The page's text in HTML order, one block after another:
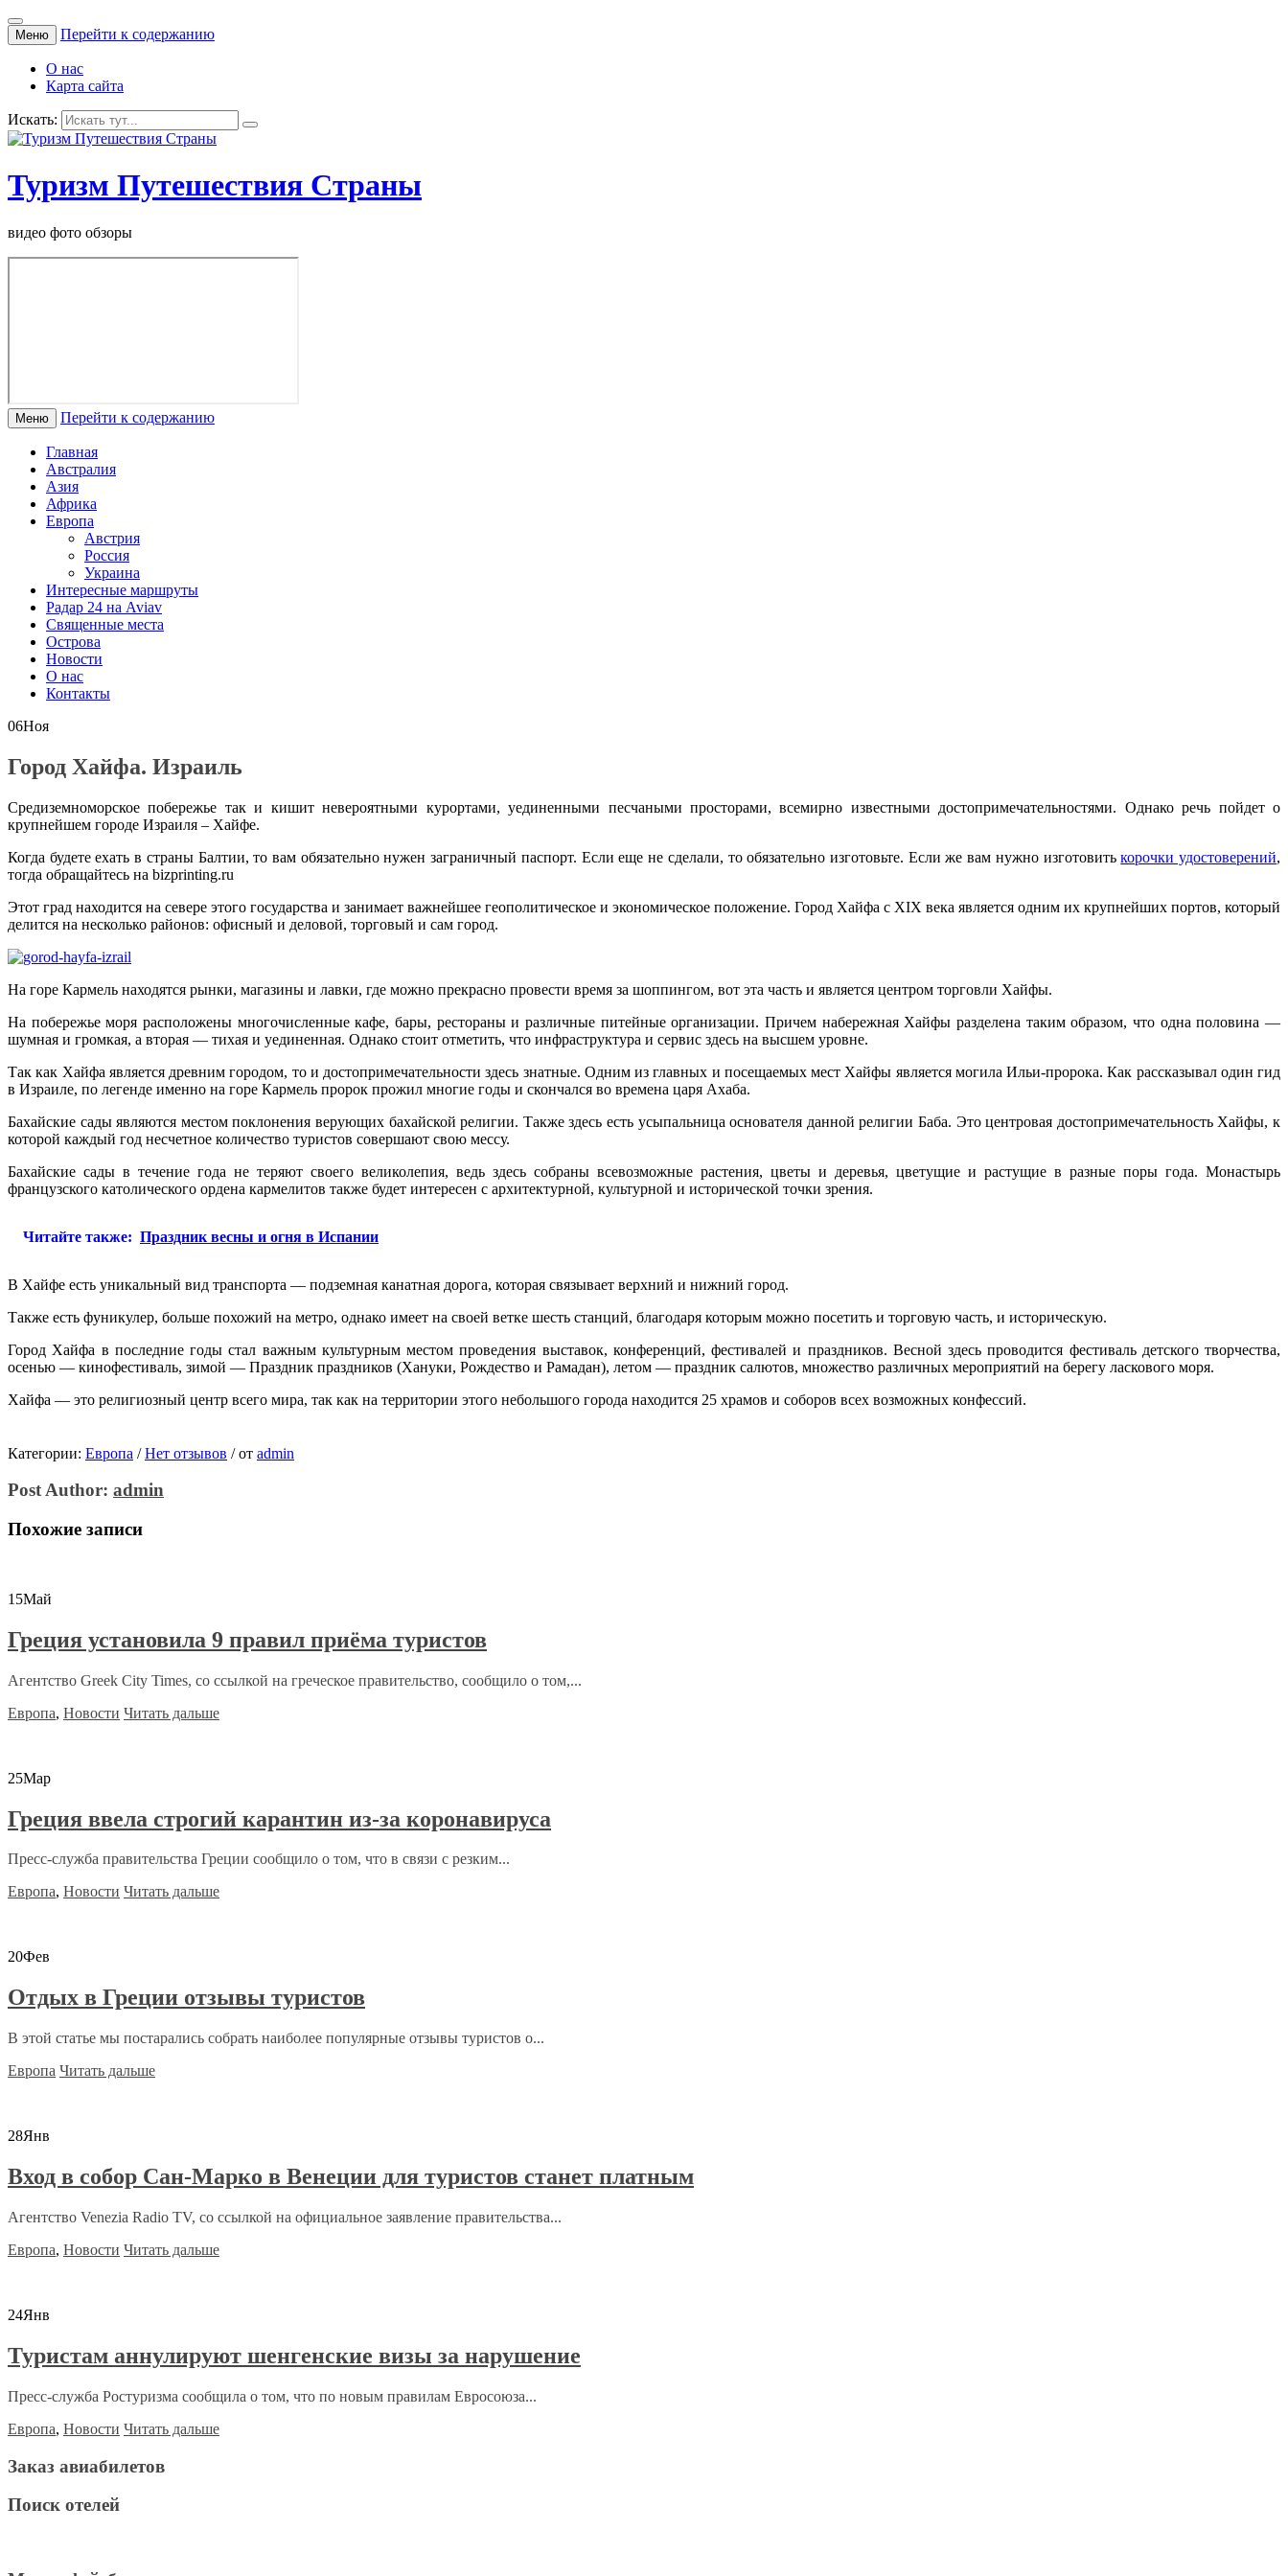
Меню Перейти к содержанию
О нас
Карта сайта
Искать:
Туризм Путешествия Страны
видео фото обзоры
Меню Перейти к содержанию
Главная
Австралия
Азия
Африка
Европа
Австрия
Россия
Украина
Интересные маршруты
Радар 24 на Aviav
Священные места
Острова
Новости
О нас
Контакты
06Ноя
Город Хайфа. Израиль
Средиземноморское побережье так и кишит невероятными курортами, уединенными песчаными просторами, всемирно известными достопримечательностями. Однако речь пойдет о
крупнейшем городе Израиля – Хайфе.
Когда будете ехать в страны Балтии, то вам обязательно нужен заграничный паспорт. Если еще не сделали, то обязательно изготовьте. Если же вам нужно изготовитькорочки удостоверений,
тогда обращайтесь на bizprinting.ru
Этот град находится на севере этого государства и занимает важнейшее геополитическое и экономическое положение. Город Хайфа с XIX века является одним их крупнейших портов, который
делится на несколько районов: офисный и деловой, торговый и сам город.
На горе Кармель находятся рынки, магазины и лавки, где можно прекрасно провести время за шоппингом, вот эта часть и является центром торговли Хайфы.
На побережье моря расположены многочисленные кафе, бары, рестораны и различные питейные организации. Причем набережная Хайфы разделена таким образом, что одна половина —
шумная и громкая, а вторая — тихая и уединенная. Однако стоит отметить, что инфраструктура и сервис здесь на высшем уровне.
Так как Хайфа является древним городом, то и достопримечательности здесь знатные. Одним из главных и посещаемых мест Хайфы является могила Ильи-пророка. Как рассказывал один гид
в Израиле, по легенде именно на горе Кармель пророк прожил многие годы и скончался во времена царя Ахаба.
Бахайские сады являются местом поклонения верующих бахайской религии. Также здесь есть усыпальница основателя данной религии Баба. Это центровая достопримечательность Хайфы, к
которой каждый год несчетное количество туристов совершают свою мессу.
Бахайские сады в течение года не теряют своего великолепия, ведь здесь собраны всевозможные растения, цветы и деревья, цветущие и растущие в разные поры года. Монастырь
французского католического ордена кармелитов также будет интересен с архитектурной, культурной и исторической точки зрения.
Читайте также: Праздник весны и огня в Испании
В Хайфе есть уникальный вид транспорта — подземная канатная дорога, которая связывает верхний и нижний город.
Также есть фуникулер, больше похожий на метро, однако имеет на своей ветке шесть станций, благодаря которым можно посетить и торговую часть, и историческую.
Город Хайфа в последние годы стал важным культурным местом проведения выставок, конференций, фестивалей и праздников. Весной здесь проводится фестиваль детского творчества,
осенью — кинофестиваль, зимой — Праздник праздников (Хануки, Рождество и Рамадан), летом — праздник салютов, множество различных мероприятий на берегу ласкового моря.
Хайфа — это религиозный центр всего мира, так как на территории этого небольшого города находится 25 храмов и соборов всех возможных конфессий.
Категории: Европа / Нет отзывов /от admin
Post Author: admin
Похожие записи
15Май
Греция установила 9 правил приёма туристов
Агентство Greek City Times, со ссылкой на греческое правительство, сообщило о том,...
Европа, Новости Читать дальше
25Мар
Греция ввела строгий карантин из-за коронавируса
Пресс-служба правительства Греции сообщило о том, что в связи с резким...
Европа, Новости Читать дальше
20Фев
Отдых в Греции отзывы туристов
В этой статье мы постарались собрать наиболее популярные отзывы туристов о...
Европа Читать дальше
28Янв
Вход в собор Сан-Марко в Венеции для туристов станет платным
Агентство Venezia Radio TV, со ссылкой на официальное заявление правительства...
Европа, Новости Читать дальше
24Янв
Туристам аннулируют шенгенские визы за нарушение
Пресс-служба Ростуризма сообщила о том, что по новым правилам Евросоюза...
Европа, Новости Читать дальше
Заказ авиабилетов
Поиск отелей